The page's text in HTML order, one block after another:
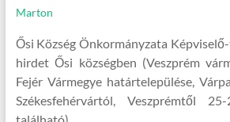
Marton
Ősi Község Önkormányzata
hirdet Ősi községben (Veszprém
Fejér Vármegye határtelepülése,
Székesfehérvártól, Veszprémtől